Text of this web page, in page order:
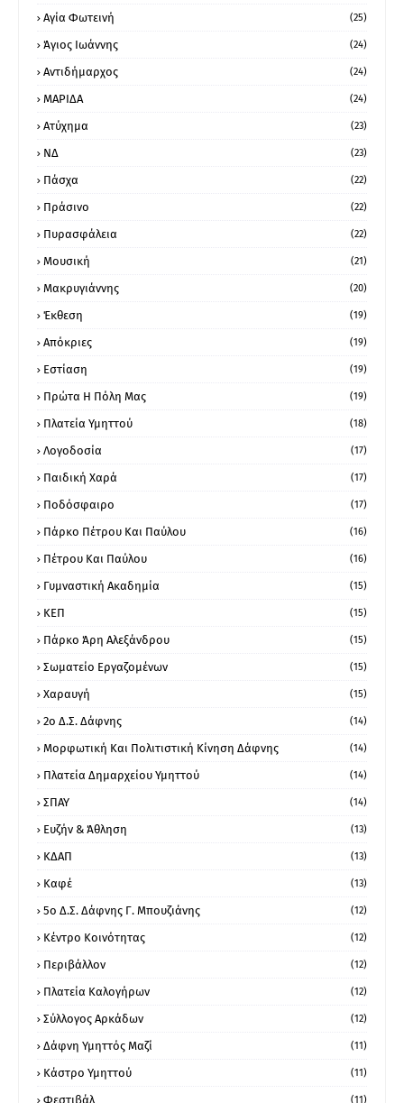
Αγία Φωτεινή (25)
Άγιος Ιωάννης (24)
Αντιδήμαρχος (24)
ΜΑΡΙΔΑ (24)
Ατύχημα (23)
ΝΔ (23)
Πάσχα (22)
Πράσινο (22)
Πυρασφάλεια (22)
Μουσική (21)
Μακρυγιάννης (20)
Έκθεση (19)
Απόκριες (19)
Εστίαση (19)
Πρώτα Η Πόλη Μας (19)
Πλατεία Υμηττού (18)
Λογοδοσία (17)
Παιδική Χαρά (17)
Ποδόσφαιρο (17)
Πάρκο Πέτρου Και Παύλου (16)
Πέτρου Και Παύλου (16)
Γυμναστική Ακαδημία (15)
ΚΕΠ (15)
Πάρκο Άρη Αλεξάνδρου (15)
Σωματείο Εργαζομένων (15)
Χαραυγή (15)
2ο Δ.Σ. Δάφνης (14)
Μορφωτική Και Πολιτιστική Κίνηση Δάφνης (14)
Πλατεία Δημαρχείου Υμηττού (14)
ΣΠΑΥ (14)
Ευζήν & Άθληση (13)
ΚΔΑΠ (13)
Καφέ (13)
5ο Δ.Σ. Δάφνης Γ. Μπουζιάνης (12)
Κέντρο Κοινότητας (12)
Περιβάλλον (12)
Πλατεία Καλογήρων (12)
Σύλλογος Αρκάδων (12)
Δάφνη Υμηττός Μαζί (11)
Κάστρο Υμηττού (11)
Φεστιβάλ (11)